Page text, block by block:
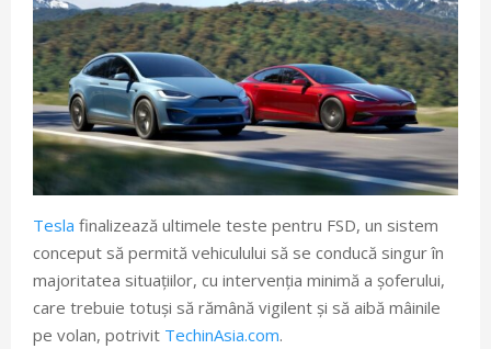
Tesla finalizează ultimele teste pentru FSD, un sistem
conceput să permită vehiculului să se conducă singur în
majoritatea situațiilor, cu intervenția minimă a șoferului,
care trebuie totuși să rămână vigilent și să aibă mâinile
pe volan, potrivit TechinAsia.com.